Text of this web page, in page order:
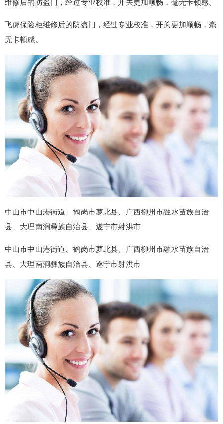
维修后的防盗门，经过专业校准，开关更加顺畅，毫无卡顿感。
飞虎保险柜维修后的防盗门，经过专业校准，开关更加顺畅，毫
无卡顿感。
中山市中山港街道、鹤岗市萝北县、广西柳州市融水苗族自治
县、大理南涧彝族自治县、遂宁市射洪市
中山市中山港街道、鹤岗市萝北县、广西柳州市融水苗族自治
县、大理南涧彝族自治县、遂宁市射洪市
false 给undefined打赏
2 5 元
false